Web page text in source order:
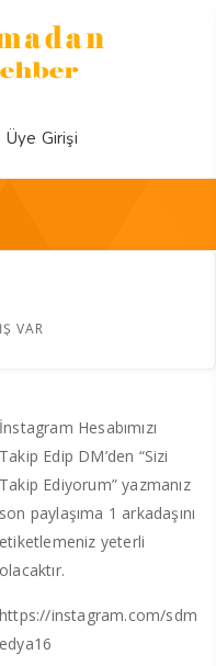
Üye Girişi
VAR
İnstagram Hesabımızı
Takip Edip DM’den “Sizi
Takip Ediyorum” yazmanız
son paylaşıma 1 arkadaşını
etiketlemeniz yeterli
olacaktır.
https://instagram.com/sdm
edya16